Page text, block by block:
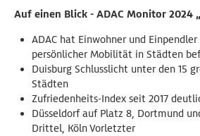
Auf einen Blick - ADAC Monitor 2024
ADAC hat Einwohner und
persönlicher Mobilität in Städten
Duisburg Schlusslicht unter den 15
Städten
Zufriedenheits-Index seit 2017
Düsseldorf auf Platz 8, Dortmund
Drittel, Köln Vorletzter